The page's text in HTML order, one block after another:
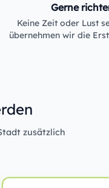
Gerne
Keine Zeit oder Lust
übernehmen wir die
zusätzlich